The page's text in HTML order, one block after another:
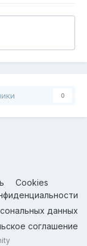
0
Cookies
данных
соглашение